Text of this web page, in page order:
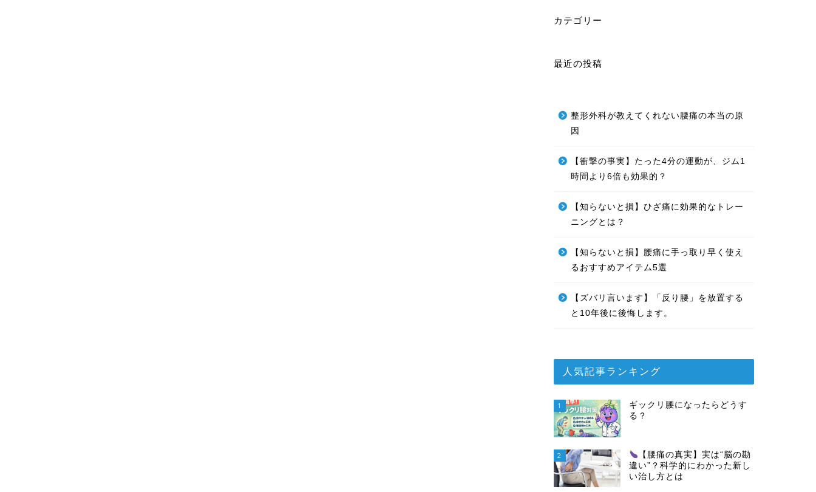
カテゴリー
最近の投稿
整形外科が教えてくれない腰痛の本当の原
因
【衝撃の事実】たった4分の運動が、ジム1
時間より6倍も効果的？
【知らないと損】ひざ痛に効果的なトレー
ニングとは？
【知らないと損】腰痛に手っ取り早く使え
るおすすめアイテム5選
【ズバリ言います】「反り腰」を放置する
と10年後に後悔します。
人気記事ランキング
1
ギックリ腰になったらどうす
る？
2
【腰痛の真実】実は“脳の勘
違い”？科学的にわかった新し
い治し方とは